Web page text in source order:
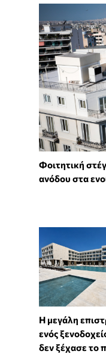
Φοιτητική
ανόδου στα
Η μεγάλη
ενός
δεν ξέχασε το